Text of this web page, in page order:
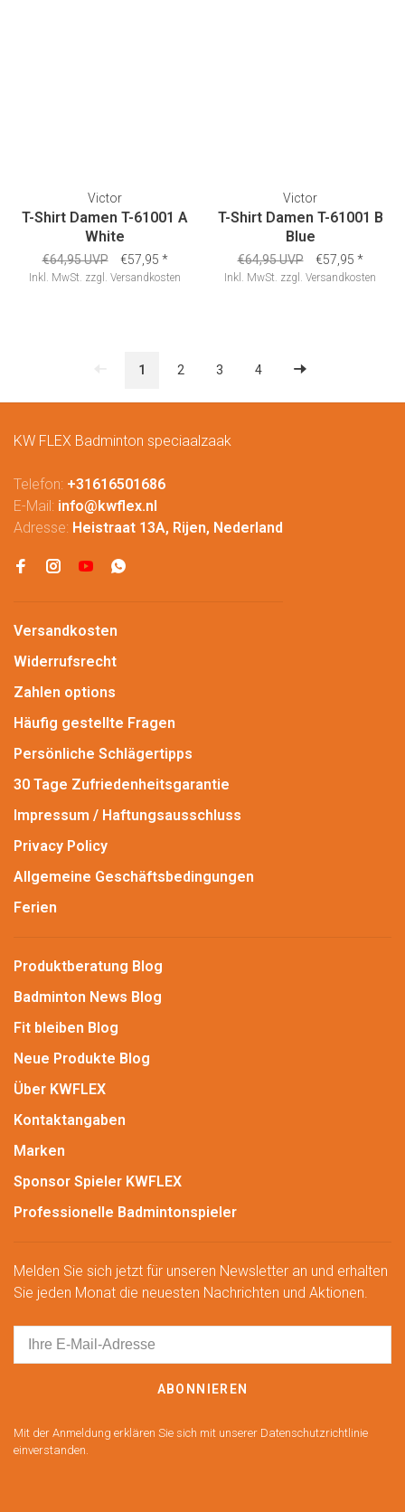
Victor
T-Shirt Damen T-61001 A
White
€64,95 UVP €57,95 *
Inkl. MwSt. zzgl. Versandkosten
Victor
T-Shirt Damen T-61001 B
Blue
€64,95 UVP €57,95 *
Inkl. MwSt. zzgl. Versandkosten
1 2 3 4
KW FLEX Badminton speciaalzaak
Telefon: +31616501686
E-Mail: info@kwflex.nl
Adresse: Heistraat 13A, Rijen, Nederland
Versandkosten
Widerrufsrecht
Zahlen options
Häufig gestellte Fragen
Persönliche Schlägertipps
30 Tage Zufriedenheitsgarantie
Impressum / Haftungsausschluss
Privacy Policy
Allgemeine Geschäftsbedingungen
Ferien
Produktberatung Blog
Badminton News Blog
Fit bleiben Blog
Neue Produkte Blog
Über KWFLEX
Kontaktangaben
Marken
Sponsor Spieler KWFLEX
Professionelle Badmintonspieler
Melden Sie sich jetzt für unseren Newsletter an und erhalten
Sie jeden Monat die neuesten Nachrichten und Aktionen.
ABONNIEREN
Mit der Anmeldung erklären Sie sich mit unserer Datenschutzrichtlinie
einverstanden.